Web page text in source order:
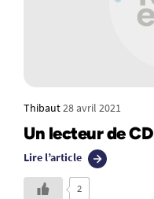
Thibaut28 avril 2021
Un lecteur de
Lire l’article
2